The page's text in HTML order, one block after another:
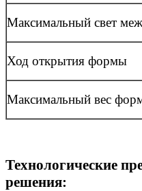
Максимальный свет
Ход открытия формы
Максимальный вес
Технологические
решения: